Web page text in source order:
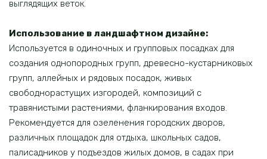
выглядящих веток.
Использование в ландшафтном дизайне:
Используется в одиночных и групповых посадках для
создания однопородных групп, древесно-кустарниковых
групп, аллейных и рядовых посадок, живых
свободнорастущих изгородей, композиций с
травянистыми растениями, фланкирования входов.
Рекомендуется для озеленения городских дворов,
различных площадок для отдыха, школьных садов,
палисадников у подъездов жилых домов, в садах при